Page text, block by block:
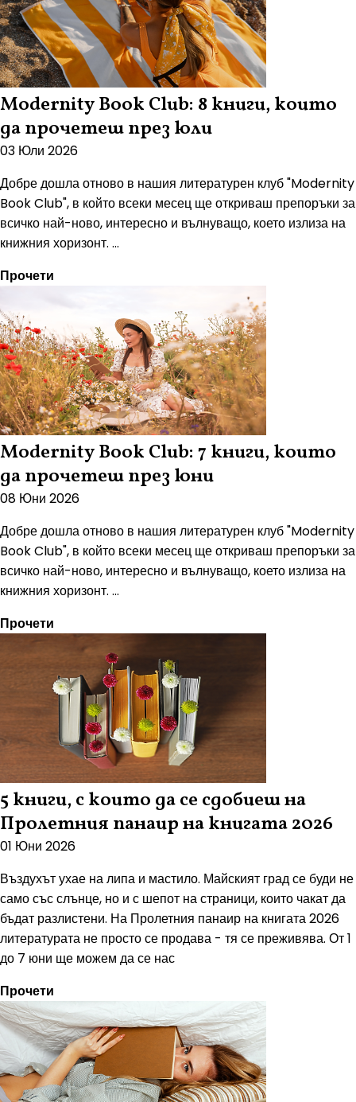
Modernity Book Club: 8 книги, които
да прочетеш през юли
03 Юли 2026
Добре дошла отново в нашия литературен клуб "Modernity
Book Club", в който всеки месец ще откриваш препоръки за
всичко най-ново, интересно и вълнуващо, което излиза на
книжния хоризонт. ...
Прочети
Modernity Book Club: 7 книги, които
да прочетеш през юни
08 Юни 2026
Добре дошла отново в нашия литературен клуб "Modernity
Book Club", в който всеки месец ще откриваш препоръки за
всичко най-ново, интересно и вълнуващо, което излиза на
книжния хоризонт. ...
Прочети
5 книги, с които да се сдобиеш на
Пролетния панаир на книгата 2026
01 Юни 2026
Въздухът ухае на липа и мастило. Майският град се буди не
само със слънце, но и с шепот на страници, които чакат да
бъдат разлистени. На Пролетния панаир на книгата 2026
литературата не просто се продава - тя се преживява. От 1
до 7 юни ще можем да се нас
Прочети